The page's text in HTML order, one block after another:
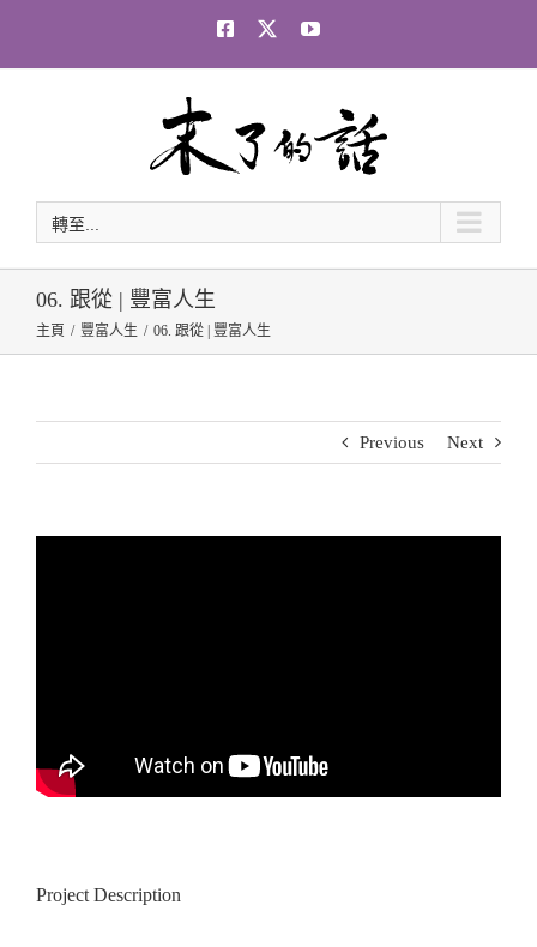
Facebook
TwitterYouTube
轉至...
06. 跟從 | 豐富人生
主頁 豐富人生 06. 跟從 | 豐富人生
Previous Next
Project Description